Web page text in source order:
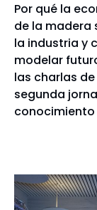
Por qué la
de la madera
la industria y
modelar
las charlas
segunda